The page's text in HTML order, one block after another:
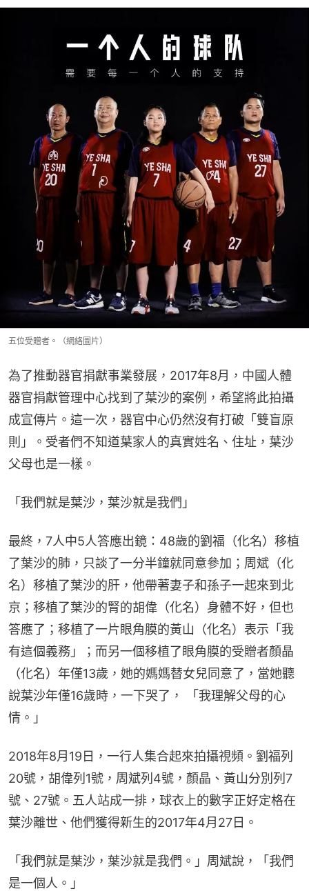
五位受贈者。（網絡圖片）
為了推動器官捐獻事業發展，2017年8月，中國人體
器官捐獻管理中心找到了葉沙的案例，希望將此拍攝
成宣傳片。這一次，器官中心仍然沒有打破「雙盲原
則」。受者們不知道葉家人的真實姓名、住址，葉沙
父母也是一樣。
「我們就是葉沙，葉沙就是我們」
最終，7人中5人答應出鏡：48歲的劉福（化名）移植
了葉沙的肺，只談了一分半鐘就同意參加；周斌（化
名）移植了葉沙的肝，他帶著妻子和孫子一起來到北
京；移植了葉沙的腎的胡偉（化名）身體不好，但也
答應了；移植了一片眼角膜的黃山（化名）表示「我
有這個義務」；而另一個移植了眼角膜的受贈者顏晶
（化名）年僅13歲，她的媽媽替女兒同意了，當她聽
說葉沙年僅16歲時，一下哭了， 「我理解父母的心
情。」
2018年8月19日，一行人集合起來拍攝視頻。劉福列
20號，胡偉列1號，周斌列4號，顏晶、黃山分別列7
號、27號。五人站成一排，球衣上的數字正好定格在
葉沙離世、他們獲得新生的2017年4月27日。
「我們就是葉沙，葉沙就是我們。」周斌說，「我們
是一個人。」